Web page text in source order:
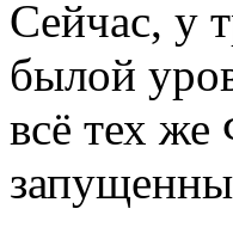
Сейчас, у
былой
всё тех